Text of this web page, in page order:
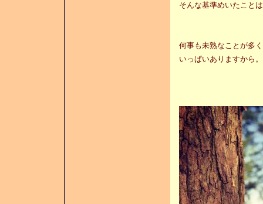
そんな基準めいたこと
何事も未熟なことが多
いっぱいありますから